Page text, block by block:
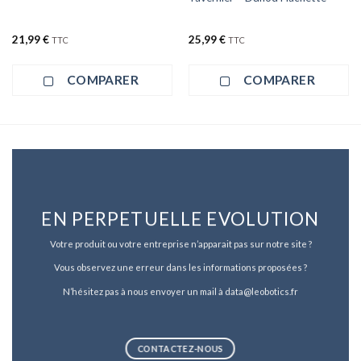
21,99€ TTC
COMPARER
25,99€ TTC
COMPARER
EN PERPETUELLE EVOLUTION
Votre produit ou votre entreprise n’apparait pas sur notre site ?
Vous observez une erreur dans les informations proposées ?
N’hésitez pas à nous envoyer un mail à data@leobotics.fr
CONTACTEZ-NOUS